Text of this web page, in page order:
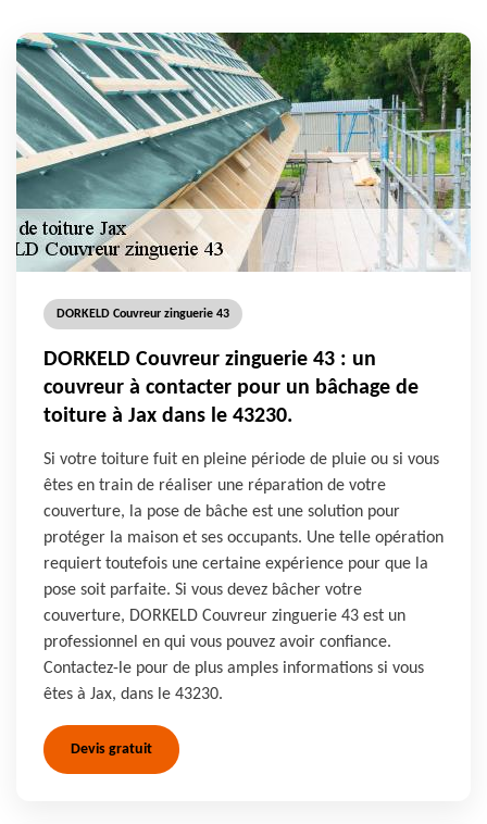
DORKELD Couvreur zinguerie 43
DORKELD Couvreur zinguerie 43 : un
couvreur à contacter pour un bâchage de
toiture à Jax dans le 43230.
Si votre toiture fuit en pleine période de pluie ou si vous
êtes en train de réaliser une réparation de votre
couverture, la pose de bâche est une solution pour
protéger la maison et ses occupants. Une telle opération
requiert toutefois une certaine expérience pour que la
pose soit parfaite. Si vous devez bâcher votre
couverture, DORKELD Couvreur zinguerie 43 est un
professionnel en qui vous pouvez avoir confiance.
Contactez-le pour de plus amples informations si vous
êtes à Jax, dans le 43230.
Devis gratuit